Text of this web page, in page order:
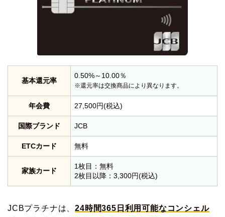
基本還元率
0.50%～10.00％
※還元率は交換商品により異なります。
年会費 27,500円(税込)
国際ブランド JCB
ETCカード 無料
家族カード
1枚目：無料
2枚目以降：3,300円(税込)
JCBプラチナは、24時間365日利用可能なコンシェル